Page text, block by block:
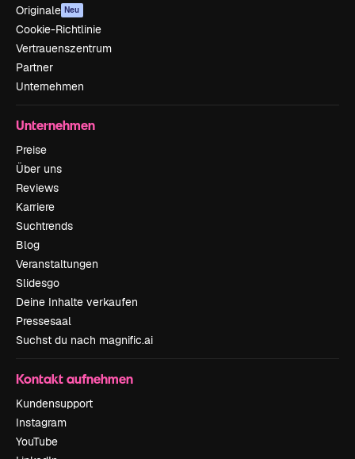
Originale Neu
Cookie-Richtlinie
Vertrauenszentrum
Partner
Unternehmen
Unternehmen
Preise
Über uns
Reviews
Karriere
Suchtrends
Blog
Veranstaltungen
Slidesgo
Deine Inhalte verkaufen
Pressesaal
Suchst du nach magnific.ai
Kontakt aufnehmen
Kundensupport
Instagram
YouTube